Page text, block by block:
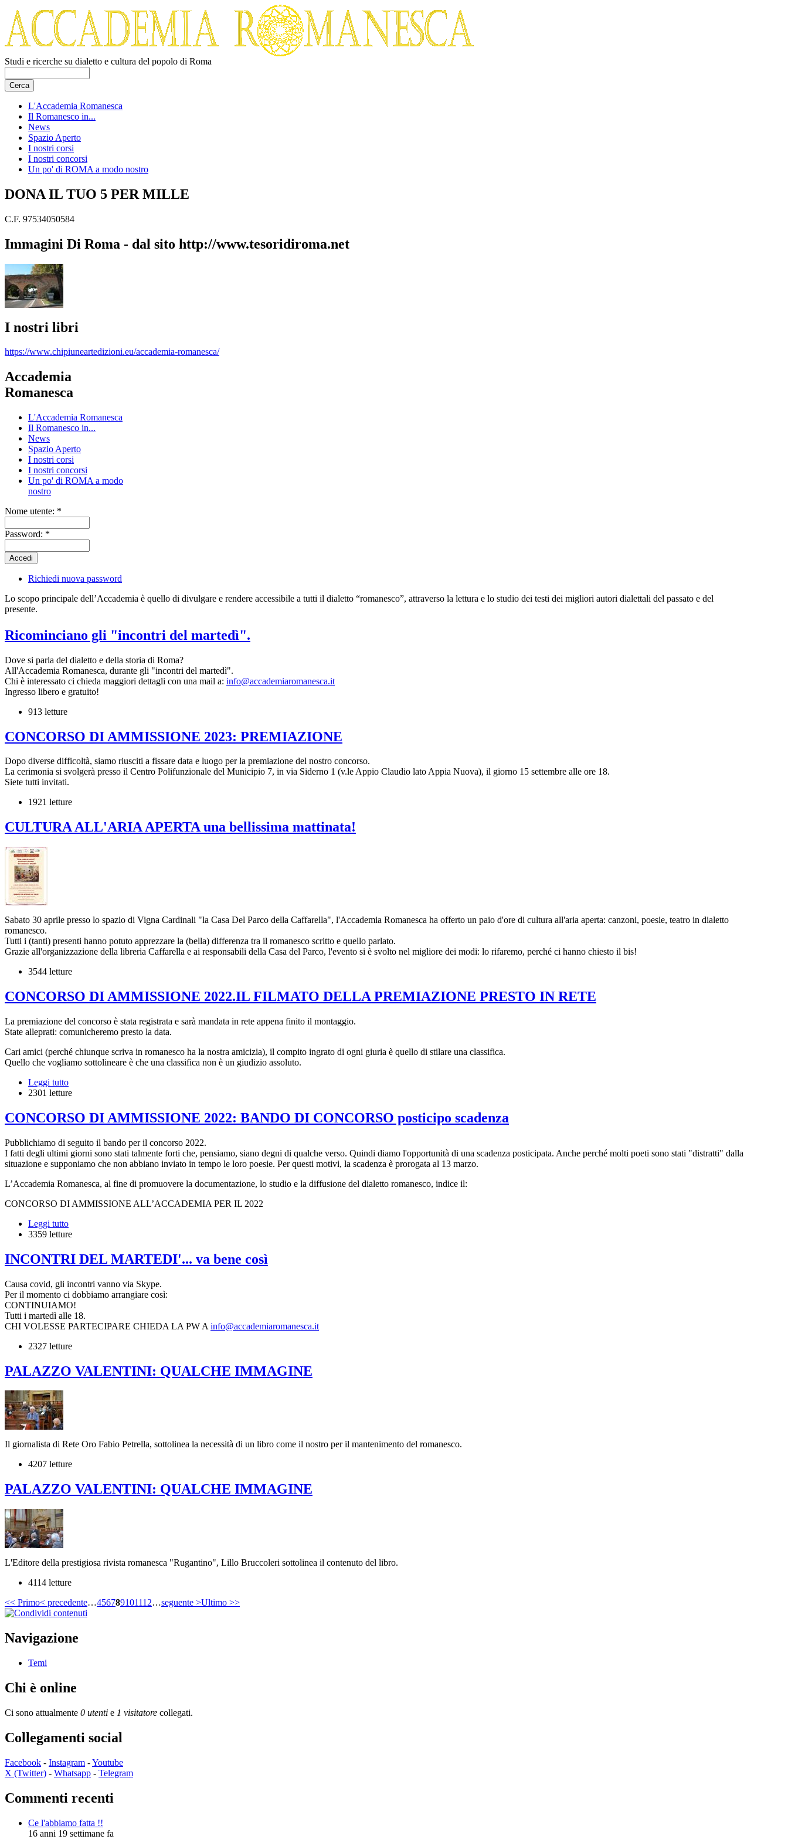
Studi e ricerche su dialetto e cultura del popolo di Roma
L'Accademia Romanesca
Il Romanesco in...
News
Spazio Aperto
I nostri corsi
I nostri concorsi
Un po' di ROMA a modo nostro
DONA IL TUO 5 PER MILLE
C.F. 97534050584
Immagini Di Roma - dal sito http://www.tesoridiroma.net
I nostri libri
https://www.chipiuneartedizioni.eu/accademia-romanesca/
Accademia
Romanesca
L'Accademia Romanesca
Il Romanesco in...
News
Spazio Aperto
I nostri corsi
I nostri concorsi
Un po' di ROMA a modo
nostro
Nome utente: *
Password: *
Richiedi nuova password
Lo scopo principale dell’Accademia è quello di divulgare e rendere accessibile a tutti il dialetto “romanesco”, attraverso la lettura e lo studio dei testi dei migliori autori dialettali del passato e del
presente.
Ricominciano gli "incontri del martedì".
Dove si parla del dialetto e della storia di Roma?
All'Accademia Romanesca, durante gli "incontri del martedì".
Chi è interessato ci chieda maggiori dettagli con una mail a: info@accademiaromanesca.it
Ingresso libero e gratuito!
913 letture
CONCORSO DI AMMISSIONE 2023: PREMIAZIONE
Dopo diverse difficoltà, siamo riusciti a fissare data e luogo per la premiazione del nostro concorso.
La cerimonia si svolgerà presso il Centro Polifunzionale del Municipio 7, in via Siderno 1 (v.le Appio Claudio lato Appia Nuova), il giorno 15 settembre alle ore 18.
Siete tutti invitati.
1921 letture
CULTURA ALL'ARIA APERTA una bellissima mattinata!
Sabato 30 aprile presso lo spazio di Vigna Cardinali "la Casa Del Parco della Caffarella", l'Accademia Romanesca ha offerto un paio d'ore di cultura all'aria aperta: canzoni, poesie, teatro in dialetto
romanesco.
Tutti i (tanti) presenti hanno potuto apprezzare la (bella) differenza tra il romanesco scritto e quello parlato.
Grazie all'organizzazione della libreria Caffarella e ai responsabili della Casa del Parco, l'evento si è svolto nel migliore dei modi: lo rifaremo, perché ci hanno chiesto il bis!
3544 letture
CONCORSO DI AMMISSIONE 2022.IL FILMATO DELLA PREMIAZIONE PRESTO IN RETE
La premiazione del concorso è stata registrata e sarà mandata in rete appena finito il montaggio.
State alleprati: comunicheremo presto la data.
Cari amici (perché chiunque scriva in romanesco ha la nostra amicizia), il compito ingrato di ogni giuria è quello di stilare una classifica.
Quello che vogliamo sottolineare è che una classifica non è un giudizio assoluto.
Leggi tutto
2301 letture
CONCORSO DI AMMISSIONE 2022: BANDO DI CONCORSO posticipo scadenza
Pubblichiamo di seguito il bando per il concorso 2022.
I fatti degli ultimi giorni sono stati talmente forti che, pensiamo, siano degni di qualche verso. Quindi diamo l'opportunità di una scadenza posticipata. Anche perché molti poeti sono stati "distratti" dalla
situazione e supponiamo che non abbiano inviato in tempo le loro poesie. Per questi motivi, la scadenza è prorogata al 13 marzo.
L’Accademia Romanesca, al fine di promuovere la documentazione, lo studio e la diffusione del dialetto romanesco, indice il:
CONCORSO DI AMMISSIONE ALL’ACCADEMIA PER IL 2022
Leggi tutto
3359 letture
INCONTRI DEL MARTEDI'... va bene così
Causa covid, gli incontri vanno via Skype.
Per il momento ci dobbiamo arrangiare così:
CONTINUIAMO!
Tutti i martedì alle 18.
CHI VOLESSE PARTECIPARE CHIEDA LA PW A info@accademiaromanesca.it
2327 letture
PALAZZO VALENTINI: QUALCHE IMMAGINE
Il giornalista di Rete Oro Fabio Petrella, sottolinea la necessità di un libro come il nostro per il mantenimento del romanesco.
4207 letture
PALAZZO VALENTINI: QUALCHE IMMAGINE
L'Editore della prestigiosa rivista romanesca "Rugantino", Lillo Bruccoleri sottolinea il contenuto del libro.
4114 letture
<< Primo< precedente…456789101112…seguente >Ultimo >>
Navigazione
Temi
Chi è online
Ci sono attualmente 0 utenti e 1 visitatore collegati.
Collegamenti social
Facebook - Instagram -Youtube
X (Twitter) - Whatsapp - Telegram
Commenti recenti
Ce l'abbiamo fatta !!
16 anni 19 settimane fa